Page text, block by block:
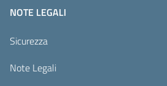
NOTE LEGALI
Sicurezza
Note Legali